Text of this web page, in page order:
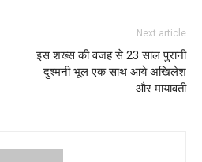
Next article
इस शख्स की वजह से 23 साल पुरानी
दुश्मनी भूल एक साथ आये अखिलेश
और मायावती